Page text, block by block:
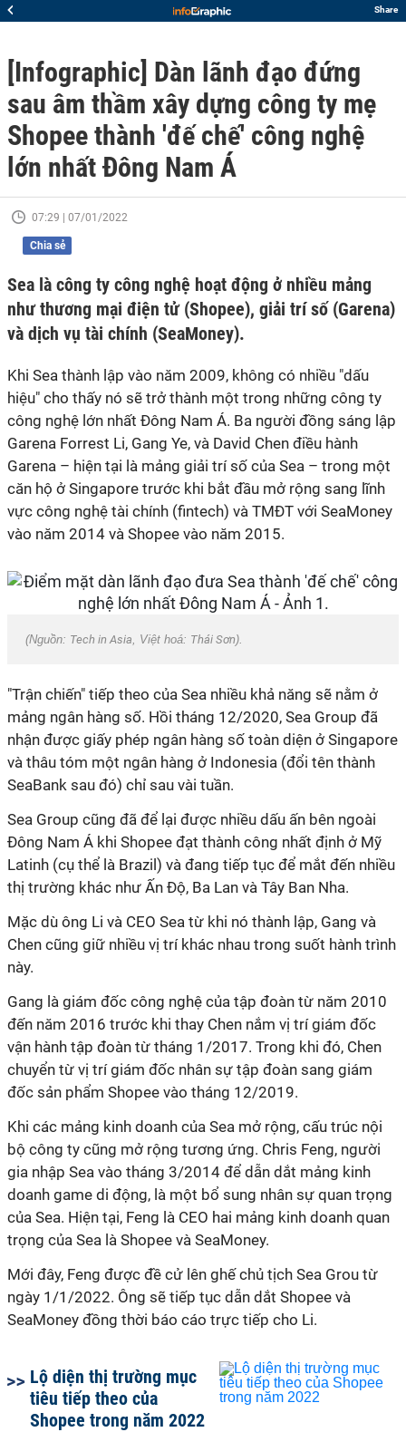
Share
[Infographic] Dàn lãnh đạo đứng
sau âm thầm xây dựng công ty mẹ
Shopee thành 'đế chế' công nghệ
lớn nhất Đông Nam Á
07:29 | 07/01/2022
Chia sẻ
Sea là công ty công nghệ hoạt động ở nhiều mảng
như thương mại điện tử (Shopee), giải trí số (Garena)
và dịch vụ tài chính (SeaMoney).
Khi Sea thành lập vào năm 2009, không có nhiều "dấu
hiệu" cho thấy nó sẽ trở thành một trong những công ty
công nghệ lớn nhất Đông Nam Á. Ba người đồng sáng lập
Garena Forrest Li, Gang Ye, và David Chen điều hành
Garena – hiện tại là mảng giải trí số của Sea – trong một
căn hộ ở Singapore trước khi bắt đầu mở rộng sang lĩnh
vực công nghệ tài chính (fintech) và TMĐT với SeaMoney
vào năm 2014 và Shopee vào năm 2015.
(Nguồn: Tech in Asia, Việt hoá: Thái Sơn).
"Trận chiến" tiếp theo của Sea nhiều khả năng sẽ nằm ở
mảng ngân hàng số. Hồi tháng 12/2020, Sea Group đã
nhận được giấy phép ngân hàng số toàn diện ở Singapore
và thâu tóm một ngân hàng ở Indonesia (đổi tên thành
SeaBank sau đó) chỉ sau vài tuần.
Sea Group cũng đã để lại được nhiều dấu ấn bên ngoài
Đông Nam Á khi Shopee đạt thành công nhất định ở Mỹ
Latinh (cụ thể là Brazil) và đang tiếp tục để mắt đến nhiều
thị trường khác như Ấn Độ, Ba Lan và Tây Ban Nha.
Mặc dù ông Li và CEO Sea từ khi nó thành lập, Gang và
Chen cũng giữ nhiều vị trí khác nhau trong suốt hành trình
này.
Gang là giám đốc công nghệ của tập đoàn từ năm 2010
đến năm 2016 trước khi thay Chen nắm vị trí giám đốc
vận hành tập đoàn từ tháng 1/2017. Trong khi đó, Chen
chuyển từ vị trí giám đốc nhân sự tập đoàn sang giám
đốc sản phẩm Shopee vào tháng 12/2019.
Khi các mảng kinh doanh của Sea mở rộng, cấu trúc nội
bộ công ty cũng mở rộng tương ứng. Chris Feng, người
gia nhập Sea vào tháng 3/2014 để dẫn dắt mảng kinh
doanh game di động, là một bổ sung nhân sự quan trọng
của Sea. Hiện tại, Feng là CEO hai mảng kinh doanh quan
trọng của Sea là Shopee và SeaMoney.
Mới đây, Feng được đề cử lên ghế chủ tịch Sea Grou từ
ngày 1/1/2022. Ông sẽ tiếp tục dẫn dắt Shopee và
SeaMoney đồng thời báo cáo trực tiếp cho Li.
Lộ diện thị trường mục
tiêu tiếp theo của
Shopee trong năm 2022